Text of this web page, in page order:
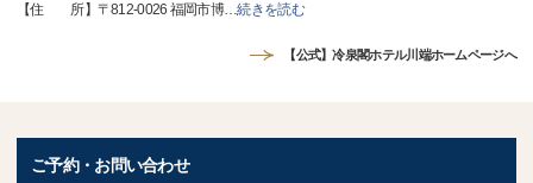
【住 所】〒812-0026 福岡市博…続きを読む
【公式】冷泉閣ホテル川端ホームページへ
ご予約・お問い合わせ